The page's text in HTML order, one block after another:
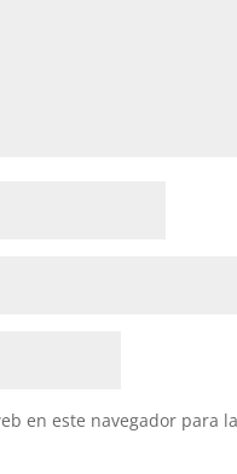
en este navegador para